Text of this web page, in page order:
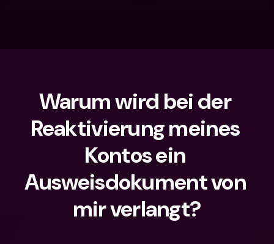
Warum wird bei der
Reaktivierung meines
Kontos ein
Ausweisdokument von
mir verlangt?